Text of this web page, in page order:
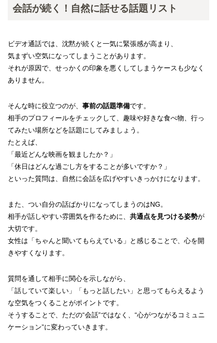
会話が続く！自然に話せる話題リスト
ビデオ通話では、沈黙が続くと一気に緊張感が高まり、
気まずい空気になってしまうことがあります。
それが原因で、せっかくの印象を悪くしてしまうケースも少なく
ありません。
そんな時に役立つのが、 事前の話題準備です。
相手のプロフィールをチェックして、趣味や好きな食べ物、行っ
てみたい場所などを話題にしてみましょう。
たとえば、
「最近どんな映画を観ましたか？」
「休日はどんな過ごし方をすることが多いですか？」
といった質問は、自然に会話を広げやすいきっかけになります。
また、つい自分の話ばかりになってしまうのはNG。
相手が話しやすい雰囲気を作るために、 共通点を見つける姿勢が
大切です。
女性は「ちゃんと聞いてもらえている」と感じることで、心を開
きやすくなります。
質問を通して相手に関心を示しながら、
「話していて楽しい」「もっと話したい」と思ってもらえるよう
な空気をつくることがポイントです。
そうすることで、ただの“会話”ではなく、“心がつながるコミュニ
ケーション”に変わっていきます。